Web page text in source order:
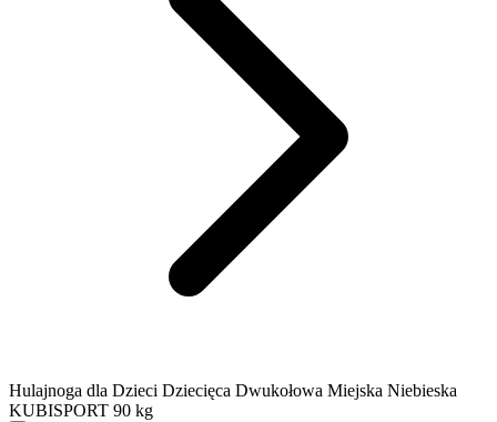
Hulajnoga dla Dzieci Dziecięca Dwukołowa Miejska Niebieska
KUBISPORT 90 kg